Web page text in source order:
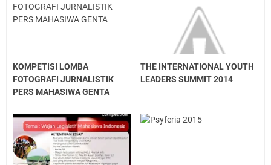
KOMPETISI LOMBA
FOTOGRAFI JURNALISTIK
PERS MAHASIWA GENTA
THE INTERNATIONAL YOUTH
LEADERS SUMMIT 2014